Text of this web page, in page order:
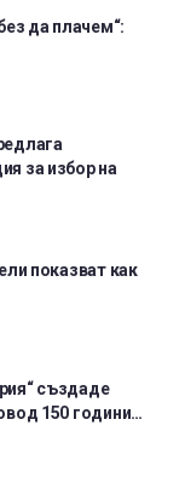
да плачем“:
за избор на
показват как
създаде
150 години…